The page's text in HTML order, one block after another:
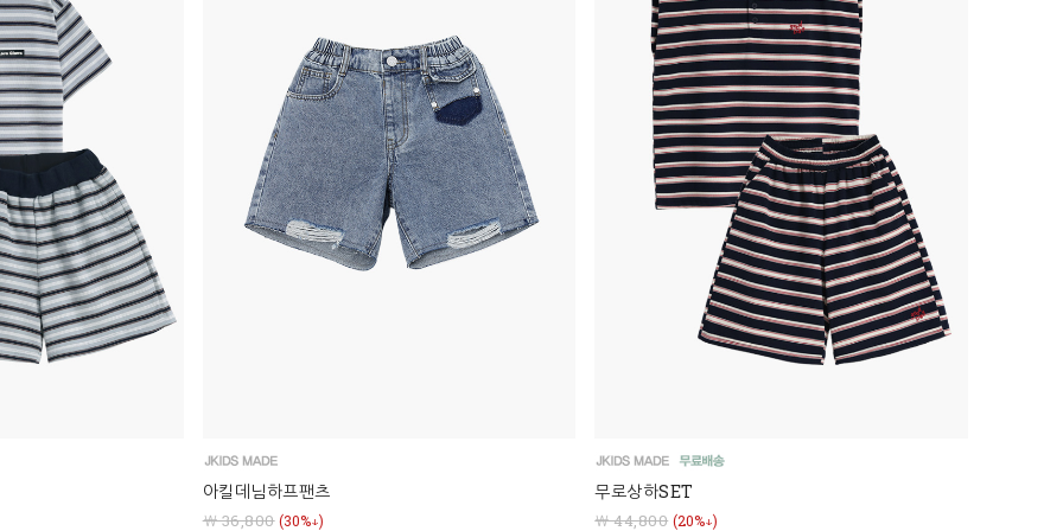
아킬데님하프팬츠
￦ 36,800 (30%↓)
무로상하SET
￦ 44,800 (20%↓)